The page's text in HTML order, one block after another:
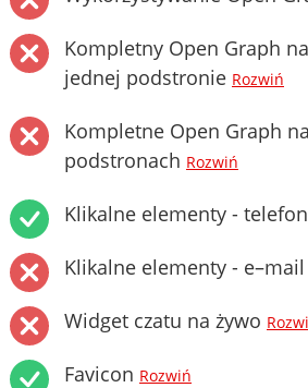
Kompletny Open Graph
jednej podstronie Rozwiń
Kompletne Open Graph
podstronach Rozwiń
Klikalne elementy - telefon
Klikalne elementy - e–mail
Widget czatu na żywo
Favicon Rozwiń